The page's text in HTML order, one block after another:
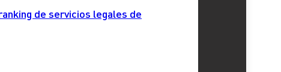
de servicios legales de